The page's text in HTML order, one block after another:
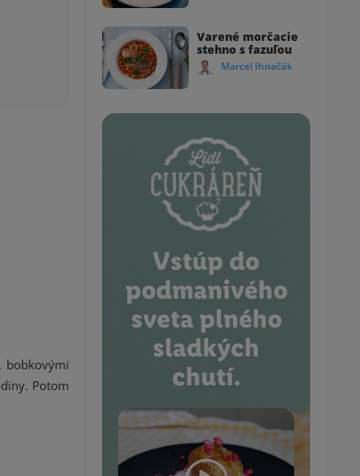
bobkovými
Potom
Varené morčacie
stehno s fazuľou
Marcel Ihnačák
Vstúp do
podmanivého
sveta plného
sladkých
chutí.